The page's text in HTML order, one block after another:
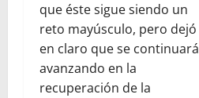
que éste sigue siendo un
reto mayúsculo, pero dejó
en claro que se continuará
avanzando en la
recuperación de la